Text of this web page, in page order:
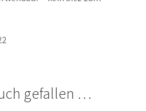
gefallen …